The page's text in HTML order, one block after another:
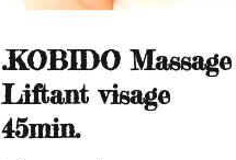
.KOBIDO Massage
Liftant visage
45min.